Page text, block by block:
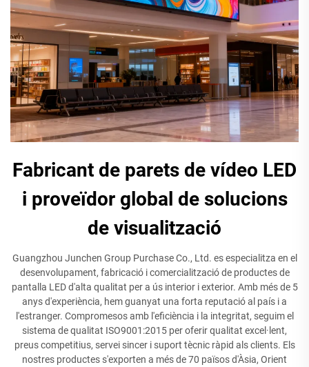
Fabricant de parets de vídeo LED
i proveïdor global de solucions
de visualització
Guangzhou Junchen Group Purchase Co., Ltd. es especialitza en el
desenvolupament, fabricació i comercialització de productes de
pantalla LED d'alta qualitat per a ús interior i exterior. Amb més de 5
anys d'experiència, hem guanyat una forta reputació al país i a
l'estranger. Compromesos amb l'eficiència i la integritat, seguim el
sistema de qualitat ISO9001:2015 per oferir qualitat excel·lent,
preus competitius, servei sincer i suport tècnic ràpid als clients. Els
nostres productes s'exporten a més de 70 països d'Àsia, Orient